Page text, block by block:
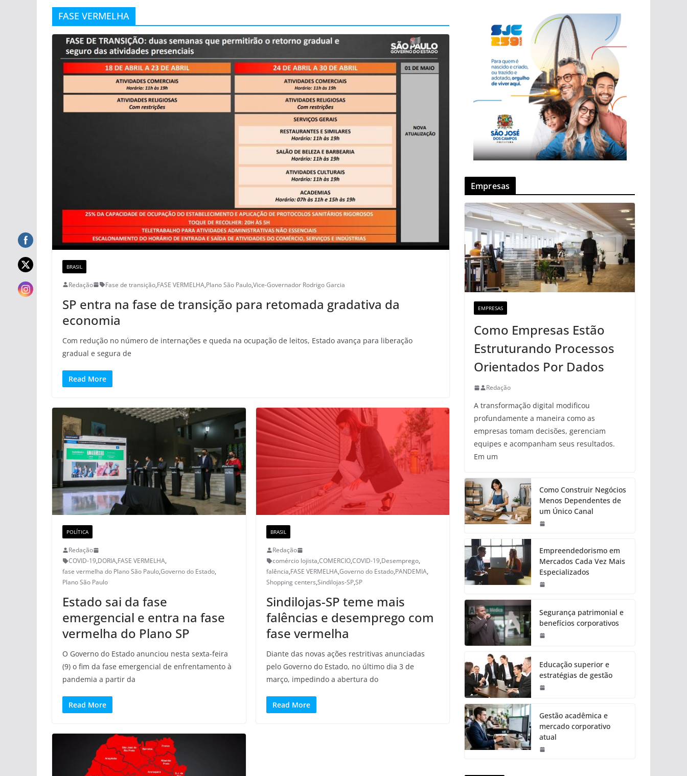
FASE VERMELHA
BRASIL
Redação Fase de transição,FASE VERMELHA,Plano São Paulo,Vice-Governador Rodrigo Garcia
SP entra na fase de transição para retomada gradativa da
economia
Com redução no número de internações e queda na ocupação de leitos, Estado avança para liberação
gradual e segura de
Read More
POLÍTICA
Redação
COVID-19,DORIA,FASE VERMELHA,
fase vermelha do Plano São Paulo,Governo do Estado,
Plano São Paulo
Estado sai da fase
emergencial e entra na fase
vermelha do Plano SP
O Governo do Estado anunciou nesta sexta-feira
(9) o fim da fase emergencial de enfrentamento à
pandemia a partir da
Read More
BRASIL
Redação
comércio lojista,COMERCIO,COVID-19,Desemprego,
falência,FASE VERMELHA,Governo do Estado,PANDEMIA,
Shopping centers,Sindilojas-SP,SP
Sindilojas-SP teme mais
falências e desemprego com
fase vermelha
Diante das novas ações restritivas anunciadas
pelo Governo do Estado, no último dia 3 de
março, impedindo a abertura do
Read More
Empresas
EMPRESAS
Como Empresas Estão
Estruturando Processos
Orientados Por Dados
Redação
A transformação digital modificou
profundamente a maneira como as
empresas tomam decisões, gerenciam
equipes e acompanham seus resultados.
Em um
Como Construir Negócios
Menos Dependentes de
um Único Canal
Empreendedorismo em
Mercados Cada Vez Mais
Especializados
Segurança patrimonial e
benefícios corporativos
Educação superior e
estratégias de gestão
Gestão acadêmica e
mercado corporativo
atual